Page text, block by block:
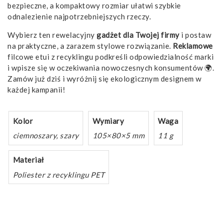
bezpieczne, a kompaktowy rozmiar ułatwi szybkie
odnalezienie najpotrzebniejszych rzeczy.
Wybierz ten rewelacyjny gadżet dla Twojej firmyi postaw
na praktyczne, a zarazem stylowe rozwiązanie. Reklamowe
filcowe etui z recyklingu podkreśli odpowiedzialność marki
i wpisze się w oczekiwania nowoczesnych konsumentów 🌍.
Zamów już dziś i wyróżnij się ekologicznym designem w
każdej kampanii!
Kolor
ciemnoszary, szary
Wymiary
105×80×5 mm
Waga
11 g
Materiał
Poliester z recyklingu PET